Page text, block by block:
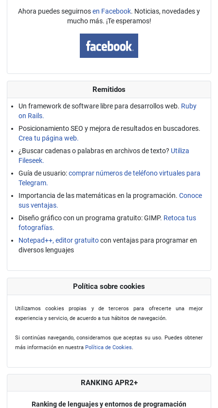
Ahora puedes seguirnosen Facebook. Noticias, novedades y
mucho más. ¡Te esperamos!
Remitidos
Un framework de software libre para desarrollos web. Ruby
on Rails.
Posicionamiento SEO y mejora de resultados en buscadores.
Crea tu página web.
¿Buscar cadenas o palabras en archivos de texto? Utiliza
Fileseek.
Guía de usuario:comprar números de teléfono virtuales para
Telegram.
Importancia de las matemáticas en la programación. Conoce
sus ventajas.
Diseño gráfico con un programa gratuito: GIMP. Retoca tus
fotografías.
Notepad++, editor gratuitocon ventajas para programar en
diversos lenguajes
Política sobre cookies
Utilizamos cookies propias y de terceros para ofrecerte una mejor
experiencia y servicio, de acuerdo a tus hábitos de navegación.
Si continúas navegando, consideramos que aceptas su uso. Puedes obtener
más información en nuestra Política de Cookies
RANKING APR2+
Ranking de lenguajes y entornos de programación